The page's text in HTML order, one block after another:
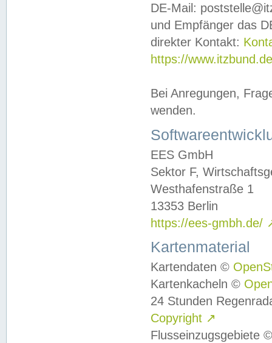
DE-Mail:
und Empfänger das
direkter Kontakt:
https://
Bei Anregungen,
wenden.
EES GmbH
Sektor F,
Westhafenstraße 1
13353 Berlin
https://ees-gmbh.de/
Kartenmaterial
Kartendaten ©
Kartenkacheln ©
24 Stunden
Copyright ↗
Flusseinzugsgebiete